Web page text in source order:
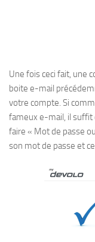
Une fois ceci fait, une
boite e-mail
votre compte. Si
fameux e-mail, il suffit
faire « Mot de passe
son mot de passe et